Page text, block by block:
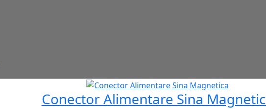
Conector Alimentare Sina